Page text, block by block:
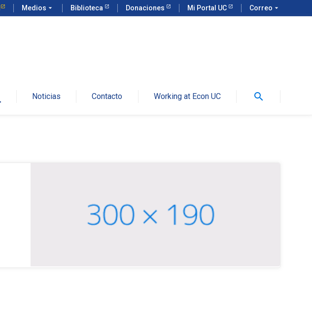
Medios arrow_drop_down Biblioteca Donaciones Mi Portal UC Correo arrow_drop_down
Noticias Contacto Working at Econ UC search